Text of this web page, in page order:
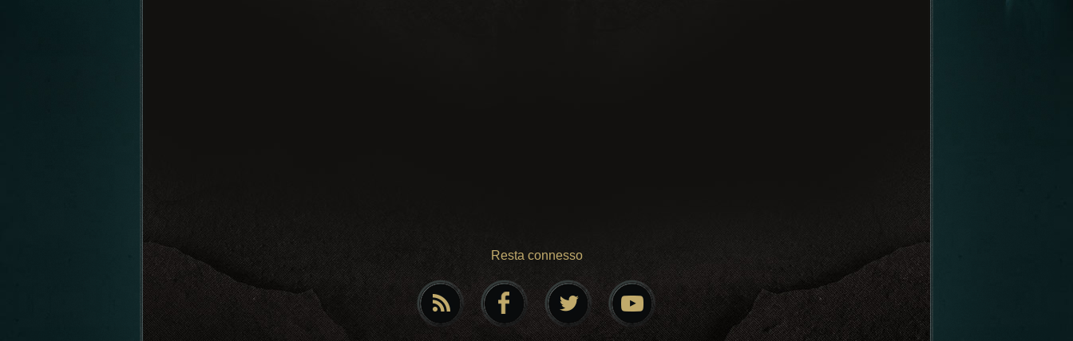
Resta connesso